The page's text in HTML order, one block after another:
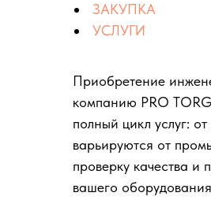
ЗАКУПКА
УСЛУГИ
Приобретение
компанию PRO
полный цикл услуг:
варьируются от
проверку качества и
вашего